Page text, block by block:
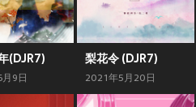
(DJR7)
9日
梨花令 (DJR7)
2021年5月20日